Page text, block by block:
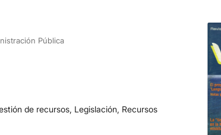
Pública
de recursos, Legislación, Recursos